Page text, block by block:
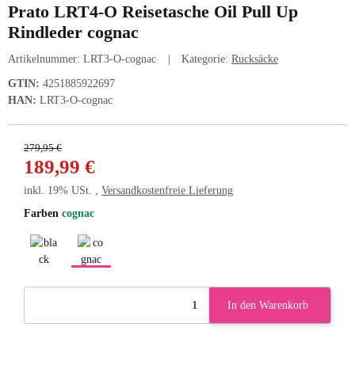
Prato LRT4-O Reisetasche Oil Pull Up
Rindleder cognac
Artikelnummer: LRT3-O-cognac Kategorie: Rucksäcke
GTIN: 4251885922697
HAN: LRT3-O-cognac
279,95 €
189,99 €
inkl. 19% USt. , Versandkostenfreie Lieferung
Farben cognac
In den Warenkorb